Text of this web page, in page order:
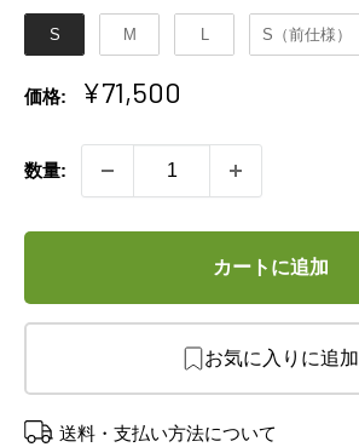
S M L S（前仕様）
価格:
販
価
格
¥71,500
数量:
カートに追加
お気に入りに追加
送料・支払い方法について